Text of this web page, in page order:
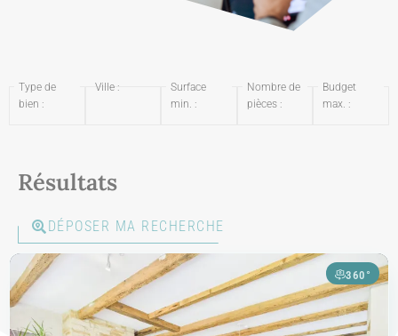
Type de
bien :
Ville :
Surface
min. :
Nombre de
pièces :
Budget
max. :
Résultats
DÉPOSER MA RECHERCHE
360°